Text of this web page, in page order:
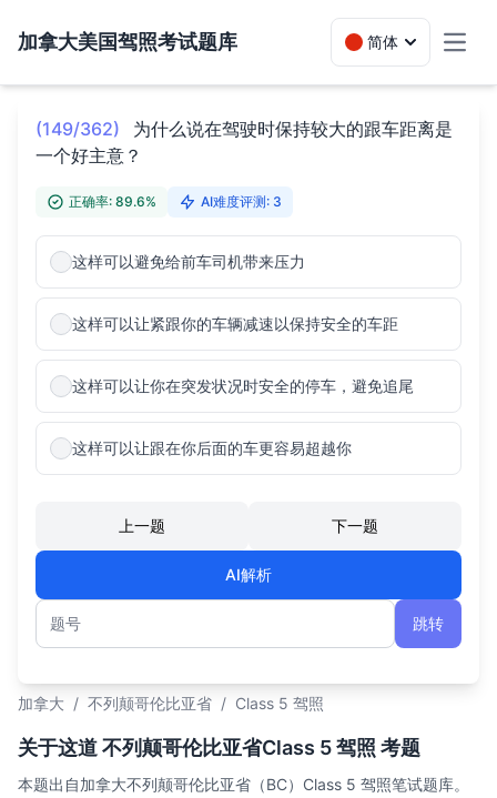
加拿大美国驾照考试题库 简体
(149/362)
为什么说在驾驶时保持较大的跟车距离是
一个好主意？
正确率: 89.6% AI难度评测: 3
这样可以避免给前车司机带来压力
这样可以让紧跟你的车辆减速以保持安全的车距
这样可以让你在突发状况时安全的停车，避免追尾
这样可以让跟在你后面的车更容易超越你
上一题 下一题
AI解析
题号
跳转
加拿大 / 不列颠哥伦比亚省 / Class 5 驾照
关于这道 不列颠哥伦比亚省Class 5 驾照 考题
本题出自加拿大不列颠哥伦比亚省（BC）Class 5 驾照笔试题库。